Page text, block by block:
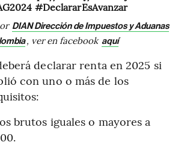
#DeclararEsAvanzar
DIAN Dirección de Impuestos y Aduanas
, ver en facebook aquí
declarar renta en 2025 si
con uno o más de los
brutos iguales o mayores a